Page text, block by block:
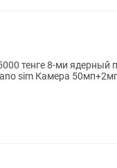
ми ядерный процессор ОЗУ 6